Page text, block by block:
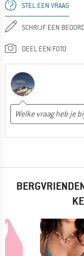
STEL EEN VRAAG
SCHRIJF EEN
DEEL EEN FOTO